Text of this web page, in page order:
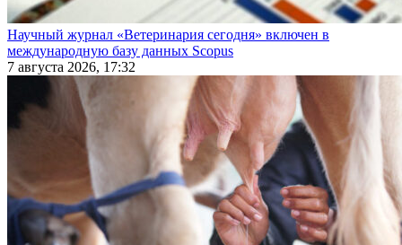
Научный журнал «Ветеринария сегодня» включен в
международную базу данных Scopus
7 августа 2026, 17:32